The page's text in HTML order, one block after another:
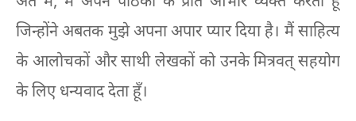
जिन्होंने अबतक मुझे अपना अपार प्यार दिया है। मैं साहित्य
के आलोचकों और साथी लेखकों को उनके मित्रवत् सहयोग
के लिए धन्यवाद देता हूँ।